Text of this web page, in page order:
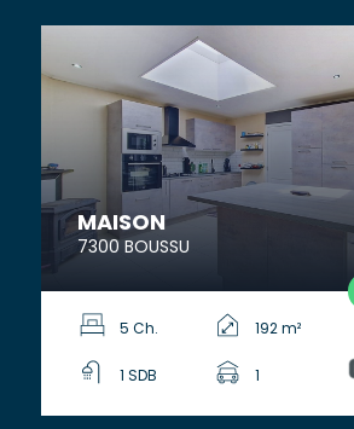
MAISON
7300 BOUSSU
5 Ch. 192 m²
1 SDB